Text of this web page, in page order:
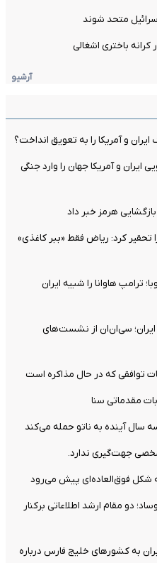
متحد شوند
باختری اشغالی
آرشیو
و آمریکا را به تعویق انداخت؟
ایران و آمریکا جهان را وارد جنگی
هرمز خبر داد
کرد: ریاض فقط «ببر کاغذی»
ترامپ هاوانا را شبیه ایران
ایران؛ سی‌ان‌ان از نشست‌های
توافقی که در حال مذاکره است
سال آینده به ناتو حمله می‌کند
جهت‌گیری ندارد.
شکل فوق‌العاده‌ای پیش می‌رود
دو مقام ارشد اطلاعاتی برکنار
به کشورهای خلیج فارس درباره